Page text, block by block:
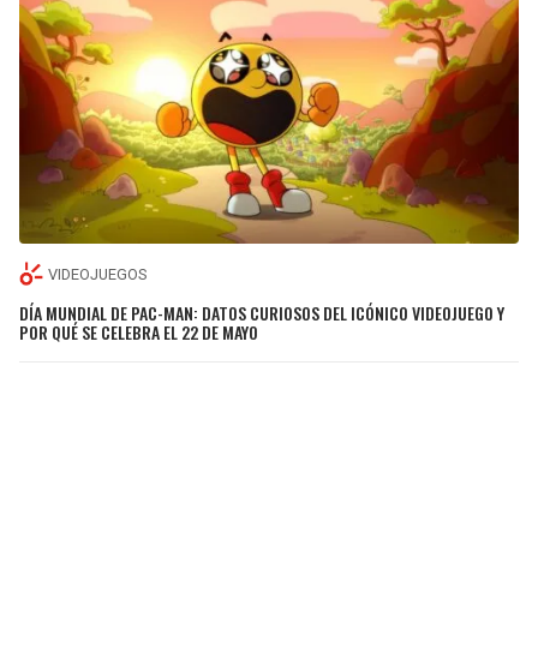
VIDEOJUEGOS
DÍA MUNDIAL DE PAC-MAN: DATOS CURIOSOS DEL ICÓNICO VIDEOJUEGO Y
POR QUÉ SE CELEBRA EL 22 DE MAYO